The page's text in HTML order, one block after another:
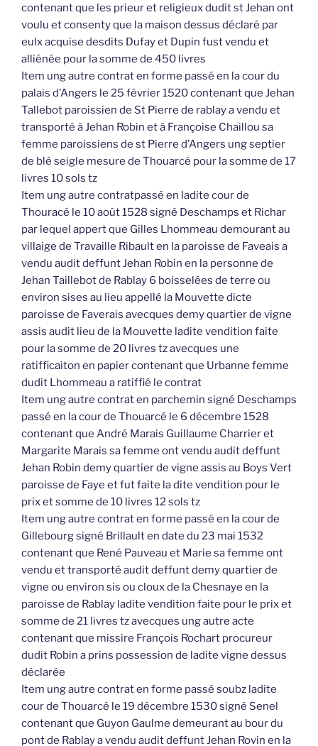
contenant que les prieur et religieux dudit st Jehan ont
voulu et consenty que la maison dessus déclaré par
eulx acquise desdits Dufay et Dupin fust vendu et
alliénée pour la somme de 450 livres
Item ung autre contrat en forme passé en la cour du
palais d’Angers le 25 février 1520 contenant que Jehan
Tallebot paroissien de St Pierre de rablay a vendu et
transporté à Jehan Robin et à Françoise Chaillou sa
femme paroissiens de st Pierre d’Angers ung septier
de blé seigle mesure de Thouarcé pour la somme de 17
livres 10 sols tz
Item ung autre contratpassé en ladite cour de
Thouracé le 10 août 1528 signé Deschamps et Richar
par lequel appert que Gilles Lhommeau demourant au
villaige de Travaille Ribault en la paroisse de Faveais a
vendu audit deffunt Jehan Robin en la personne de
Jehan Taillebot de Rablay 6 boisselées de terre ou
environ sises au lieu appellé la Mouvette dicte
paroisse de Faverais avecques demy quartier de vigne
assis audit lieu de la Mouvette ladite vendition faite
pour la somme de 20 livres tz avecques une
ratifficaiton en papier contenant que Urbanne femme
dudit Lhommeau a ratiffié le contrat
Item ung autre contrat en parchemin signé Deschamps
passé en la cour de Thouarcé le 6 décembre 1528
contenant que André Marais Guillaume Charrier et
Margarite Marais sa femme ont vendu audit deffunt
Jehan Robin demy quartier de vigne assis au Boys Vert
paroisse de Faye et fut faite la dite vendition pour le
prix et somme de 10 livres 12 sols tz
Item ung autre contrat en forme passé en la cour de
Gillebourg signé Brillault en date du 23 mai 1532
contenant que René Pauveau et Marie sa femme ont
vendu et transporté audit deffunt demy quartier de
vigne ou environ sis ou cloux de la Chesnaye en la
paroisse de Rablay ladite vendition faite pour le prix et
somme de 21 livres tz avecques ung autre acte
contenant que missire François Rochart procureur
dudit Robin a prins possession de ladite vigne dessus
déclarée
Item ung autre contrat en forme passé soubz ladite
cour de Thouarcé le 19 décembre 1530 signé Senel
contenant que Guyon Gaulme demeurant au bour du
pont de Rablay a vendu audit deffunt Jehan Rovin en la